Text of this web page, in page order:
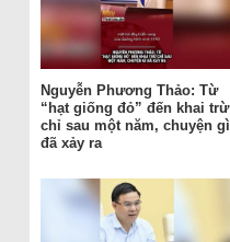
Nguyễn Phương Thảo: Từ
“hạt giống đỏ” đến khai trừ
chỉ sau một năm, chuyện gì
đã xảy ra